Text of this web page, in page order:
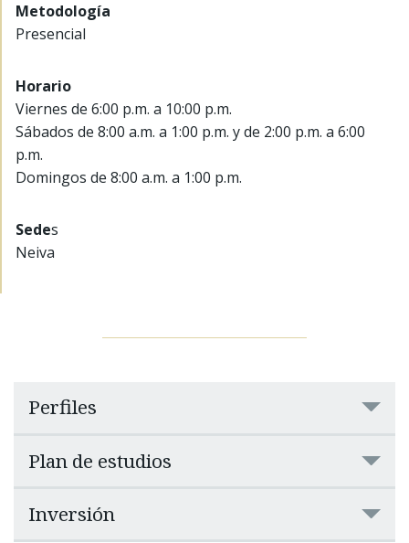
Metodología
Presencial
Horario
Viernes de 6:00 p.m. a 10:00 p.m.
Sábados de 8:00 a.m. a 1:00 p.m. y de 2:00 p.m. a 6:00
p.m.
Domingos de 8:00 a.m. a 1:00 p.m.
Sedes
Neiva
Perfiles
Plan de estudios
Inversión